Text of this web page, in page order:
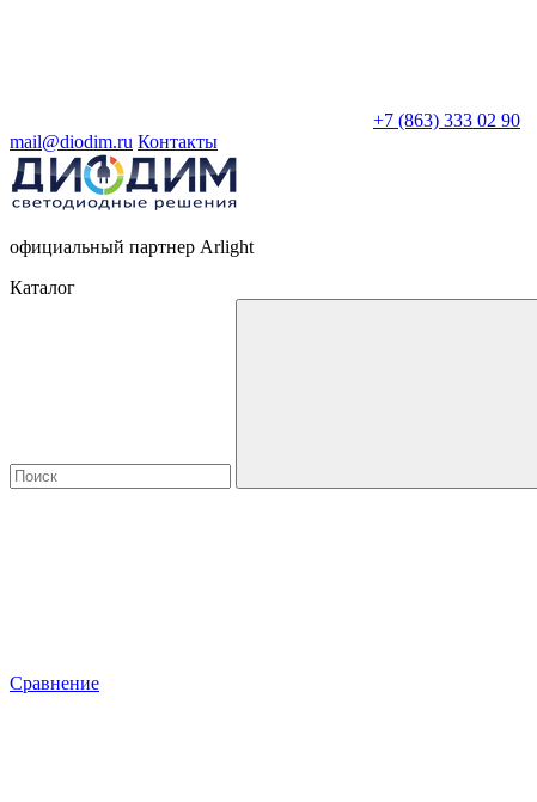
+7 (863) 333 02 90
mail@diodim.ru Контакты
официальный партнер Arlight
Каталог
Сравнение